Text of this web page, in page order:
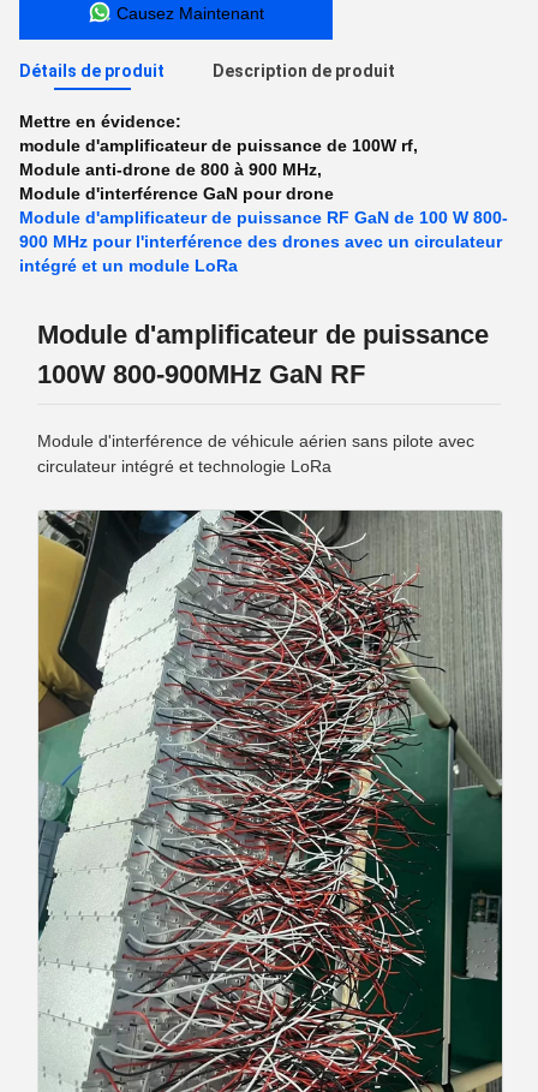
Causez Maintenant
Détails de produit Description de produit
Mettre en évidence:
module d'amplificateur de puissance de 100W rf,
Module anti-drone de 800 à 900 MHz,
Module d'interférence GaN pour drone
Module d'amplificateur de puissance RF GaN de 100 W 800-
900 MHz pour l'interférence des drones avec un circulateur
intégré et un module LoRa
Module d'amplificateur de puissance
100W 800-900MHz GaN RF
Module d'interférence de véhicule aérien sans pilote avec
circulateur intégré et technologie LoRa